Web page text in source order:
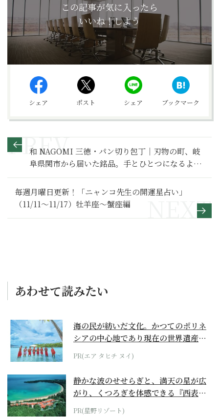
この記事が気に入ったら
いいね！しよう
シェア ポスト シェア ブックマーク
和 NAGOMI 三徳・パン切り包丁｜刃物の町、岐
阜県関市から届いた銘品。手とひとつになるよう
な握り心地と、抜群の切れ味
毎週月曜日更新！「ニャンコ先生の開運星占い」
（11/11～11/17）牡羊座～蟹座編
あわせて読みたい
海の民が紡いだ文化。かつてのポリネ
シアの中心地であり現在の世界遺産か
らみえてくる...
PR(エア タヒチ ヌイ)
静かな波のせせらぎと、満天の星が広
がり、くつろぎを体感できる『西表島
ホテル by...
PR(星野リゾート)